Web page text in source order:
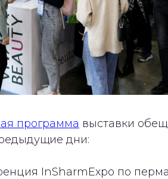
программа выставки
дни:
InSharmExpo по